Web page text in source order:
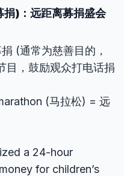
)：远距离募捐盛会
(通常为慈善目的，
目，鼓励观众打电话捐
(马拉松) = 远
a 24-hour
for children’s